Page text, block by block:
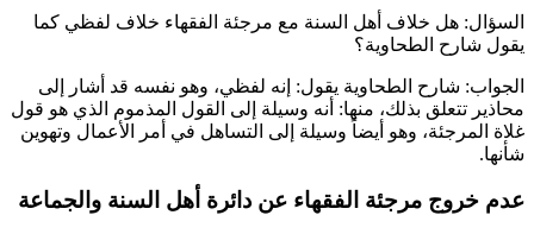
السؤال: هل خلاف أهل السنة مع مرجئة الفقهاء خلاف لفظي كما
يقول شارح الطحاوية؟
الجواب: شارح الطحاوية يقول: إنه لفظي، وهو نفسه قد أشار إلى
محاذير تتعلق بذلك، منها: أنه وسيلة إلى القول المذموم الذي هو قول
غلاة المرجئة، وهو أيضاً وسيلة إلى التساهل في أمر الأعمال وتهوين
شأنها.
عدم خروج مرجئة الفقهاء عن دائرة أهل السنة والجماعة